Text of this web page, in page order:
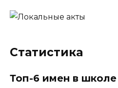
Статистика
Топ-6 имен в школе